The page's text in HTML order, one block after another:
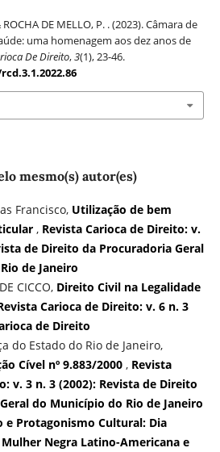
ROCHA DE MELLO, P. . (2023). Câmara de
uma homenagem aos dez anos de
De Direito,3(1), 23-46.
mesmo(s) autor(es)
Francisco, Utilização de bem
, Revista Carioca de Direito: v.
de Direito da Procuradoria Geral
de Janeiro
CICCO, Direito Civil na Legalidade
Carioca de Direito: v. 6 n. 3
de Direito
do Estado do Rio de Janeiro,
Cível nº 9.883/2000 , Revista
v. 3 n. 3 (2002): Revista de Direito
do Município do Rio de Janeiro
e Protagonismo Cultural: Dia
Negra Latino-Americana e